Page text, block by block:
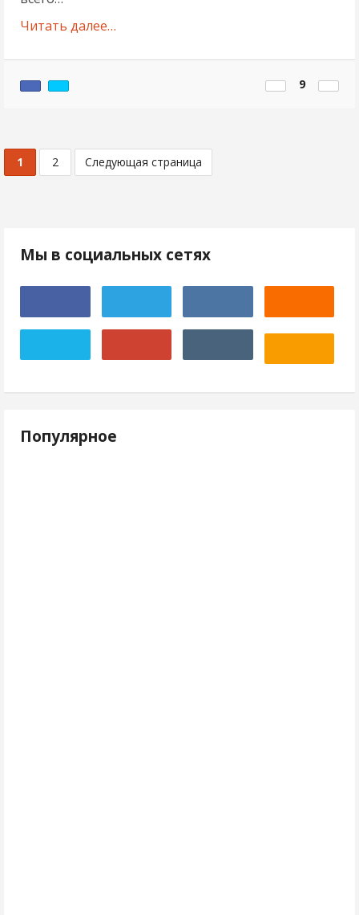
Читать далее…
9
1 2 Следующая страница
Мы в социальных сетях
Популярное